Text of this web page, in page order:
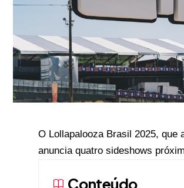
O Lollapalooza Brasil 2025, que
anuncia quatro sideshows
Conteúdo